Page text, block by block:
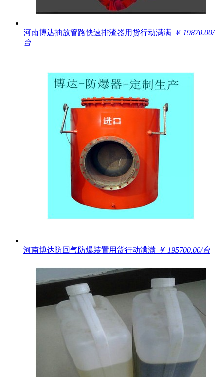
河南博达抽放管路快速排渣器用货行动满满 ￥ 19870.00/
台
河南博达防回气防爆装置用货行动满满 ￥ 195700.00/台